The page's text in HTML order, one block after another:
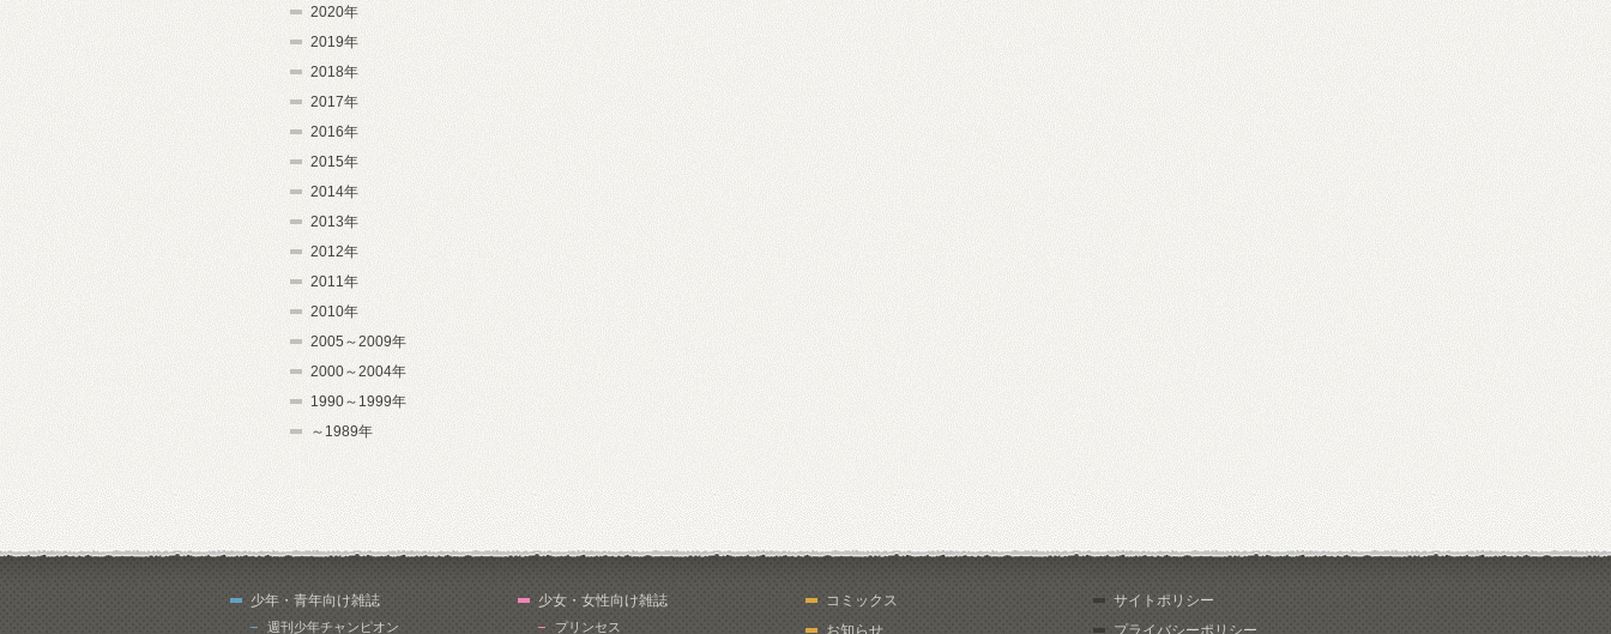
2020年
2019年
2018年
2017年
2016年
2015年
2014年
2013年
2012年
2011年
2010年
2005～2009年
2000～2004年
1990～1999年
～1989年
少年・青年向け雑誌
週刊少年チャンピオン
少女・女性向け雑誌
プリンセス
コミックス
お知らせ
サイトポリシー
プライバシーポリシー